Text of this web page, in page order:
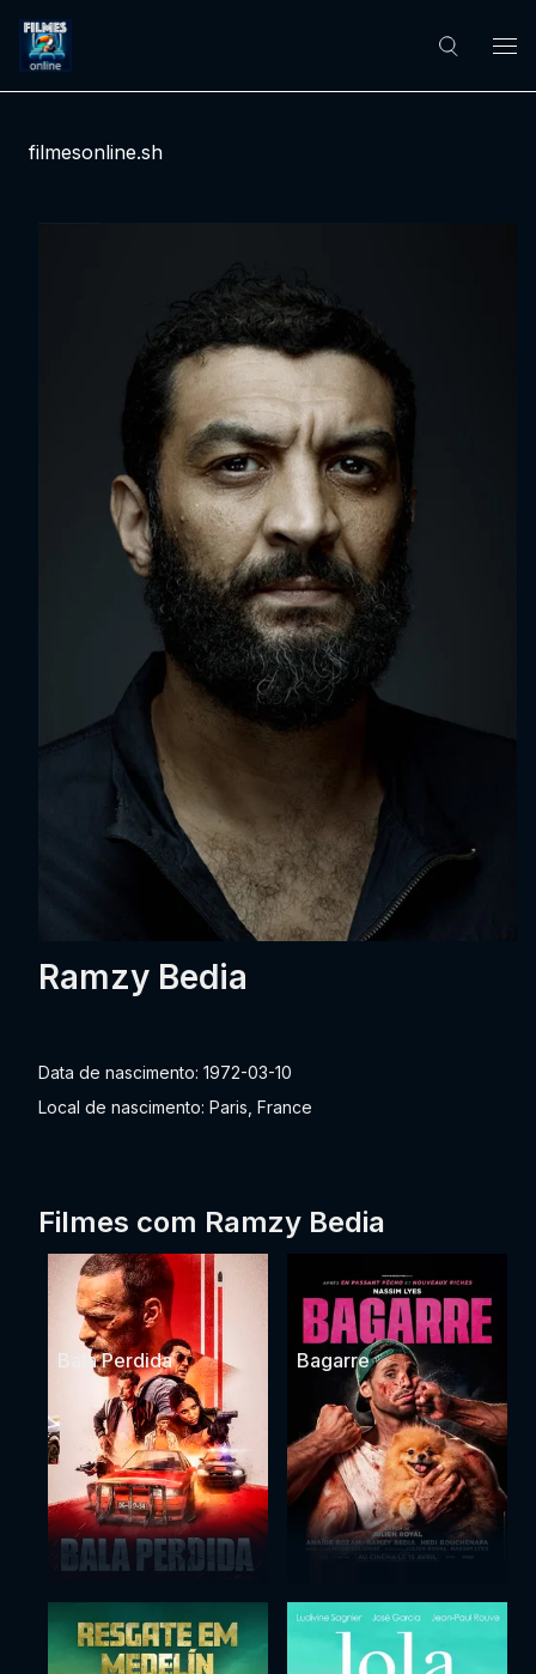
filmesonline.sh
Ramzy Bedia
Data de nascimento: 1972-03-10
Local de nascimento: Paris, France
Filmes com Ramzy Bedia
Bala Perdida Bagarre